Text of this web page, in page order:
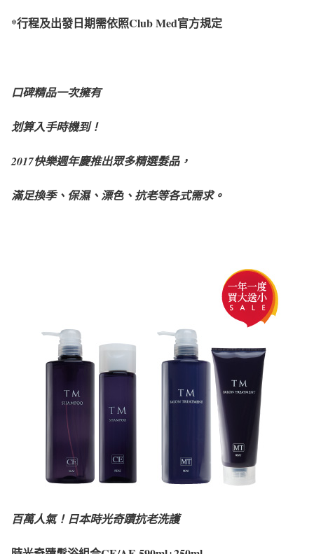
*行程及出發日期需依照Club Med官方規定
口碑精品一次擁有
划算入手時機到！
2017快樂週年慶推出眾多精選髮品，
滿足換季、保濕、漂色、抗老等各式需求。
百萬人氣！日本時光奇蹟抗老洗護